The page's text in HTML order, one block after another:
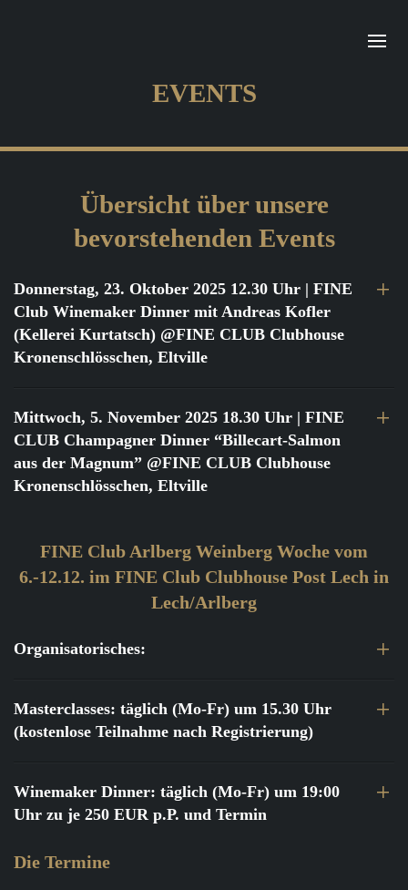
EVENTS
Übersicht über unsere
bevorstehenden Events
Donnerstag, 23. Oktober 2025 12.30 Uhr | FINE
Club Winemaker Dinner mit Andreas Kofler
(Kellerei Kurtatsch) @FINE CLUB Clubhouse
Kronenschlösschen, Eltville
Mittwoch, 5. November 2025 18.30 Uhr | FINE
CLUB Champagner Dinner “Billecart-Salmon
aus der Magnum” @FINE CLUB Clubhouse
Kronenschlösschen, Eltville
FINE Club Arlberg Weinberg Woche vom
6.-12.12. im FINE Club Clubhouse Post Lech in
Lech/Arlberg
Organisatorisches:
Masterclasses: täglich (Mo-Fr) um 15.30 Uhr
(kostenlose Teilnahme nach Registrierung)
Winemaker Dinner: täglich (Mo-Fr) um 19:00
Uhr zu je 250 EUR p.P. und Termin
Die Termine